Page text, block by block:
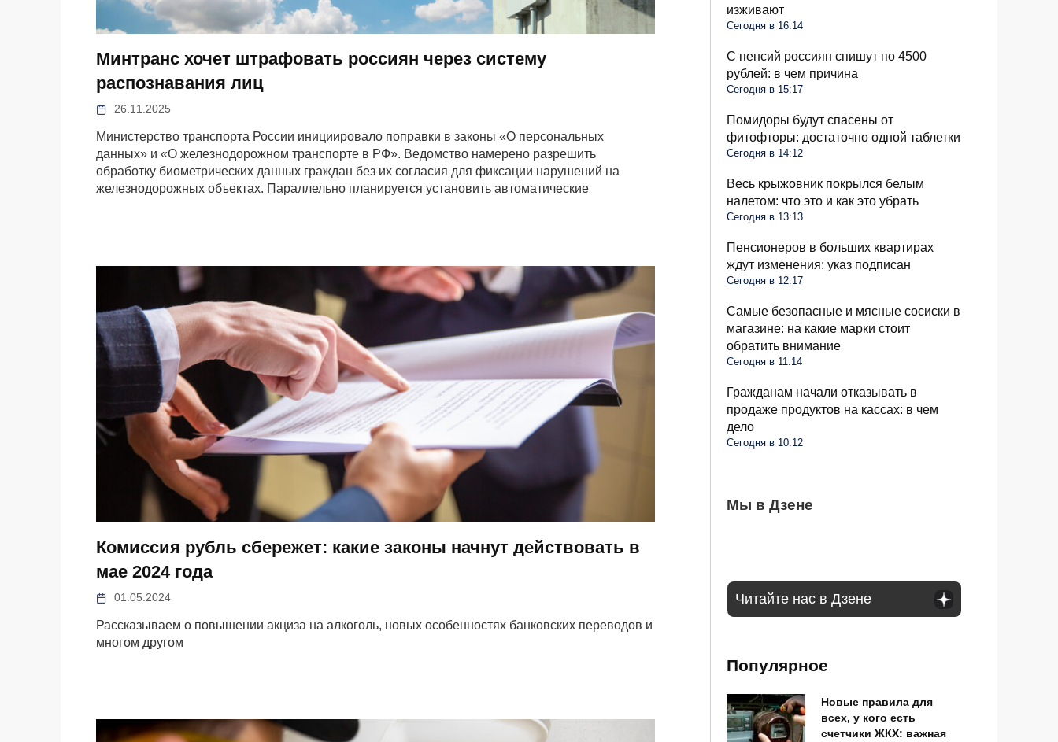
Минтранс хочет штрафовать россиян через систему
распознавания лиц
26.11.2025
Министерство транспорта России инициировало поправки в законы «О персональных
данных» и «О железнодорожном транспорте в РФ». Ведомство намерено разрешить
обработку биометрических данных граждан без их согласия для фиксации нарушений на
железнодорожных объектах. Параллельно планируется установить автоматические
Комиссия рубль сбережет: какие законы начнут действовать в
мае 2024 года
01.05.2024
Рассказываем о повышении акциза на алкоголь, новых особенностях банковских переводов и
многом другом
изживают
Сегодня в 16:14
С пенсий россиян спишут по 4500
рублей: в чем причина
Сегодня в 15:17
Помидоры будут спасены от
фитофторы: достаточно одной таблетки
Сегодня в 14:12
Весь крыжовник покрылся белым
налетом: что это и как это убрать
Сегодня в 13:13
Пенсионеров в больших квартирах
ждут изменения: указ подписан
Сегодня в 12:17
Самые безопасные и мясные сосиски в
магазине: на какие марки стоит
обратить внимание
Сегодня в 11:14
Гражданам начали отказывать в
продаже продуктов на кассах: в чем
дело
Сегодня в 10:12
Мы в Дзене
Как долго пожилым россиянам можно
садиться за руль: ответил инспектор ГАИ
Дачников будут штрафовать на 50 тысяч
Снять наличные становится все труднее:
Читайте нас в Дзене
Популярное
Новые правила для
всех, у кого есть
счетчики ЖКХ: важная